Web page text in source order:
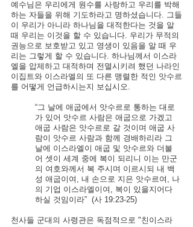
예수님은 우리에게 원수를 사랑하고 우리를 박해
하는 자들을 위해 기도하라고 명하셨습니다. 그들
이 우리가 아니라 하나님을 대적한다는 것을 알
때 우리는 이것을 할 수 있습니다. 우리가 무적의
권능으로 보호받고 있고 영생이 있음을 알 때 우
리는 그렇게 할 수 있습니다. 하나님께서 이스라
엘을 압제하고 대적하며 전멸시키려 했던 나라인
이집트와 이스라엘의 또 다른 맹렬한 적인 앗수르
를 어떻게 언급하시는지 보십시오.
“그 날에 애굽에서 앗수르로 통하는 대로
가 있어 앗수르 사람은 애굽으로 가겠고
애굽 사람은 앗수르로 갈 것이며 애굽 사
람이 앗수르 사람과 함께 경배하리라 그
날에 이스라엘이 애굽 및 앗수르와 더불
어 셋이 세계 중에 복이 되리니 이는 만군
의 여호와께서 복 주시며 이르시되 내 백
성 애굽이여, 내 손으로 지은 앗수르여, 나
의 기업 이스라엘이여, 복이 있을지어다
하실 것임이라”  (사 19:23-25)
천사들 군대의 사령관은 독점적으로 "친이스라